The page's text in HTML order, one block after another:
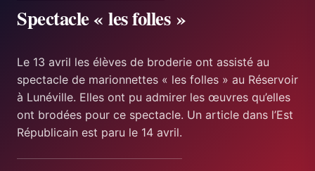
Spectacle « les folles »
Le 13 avril les élèves de broderie ont assisté au
spectacle de marionnettes « les folles » au Réservoir
à Lunéville. Elles ont pu admirer les œuvres qu’elles
ont brodées pour ce spectacle. Un article dans l’Est
Républicain est paru le 14 avril.